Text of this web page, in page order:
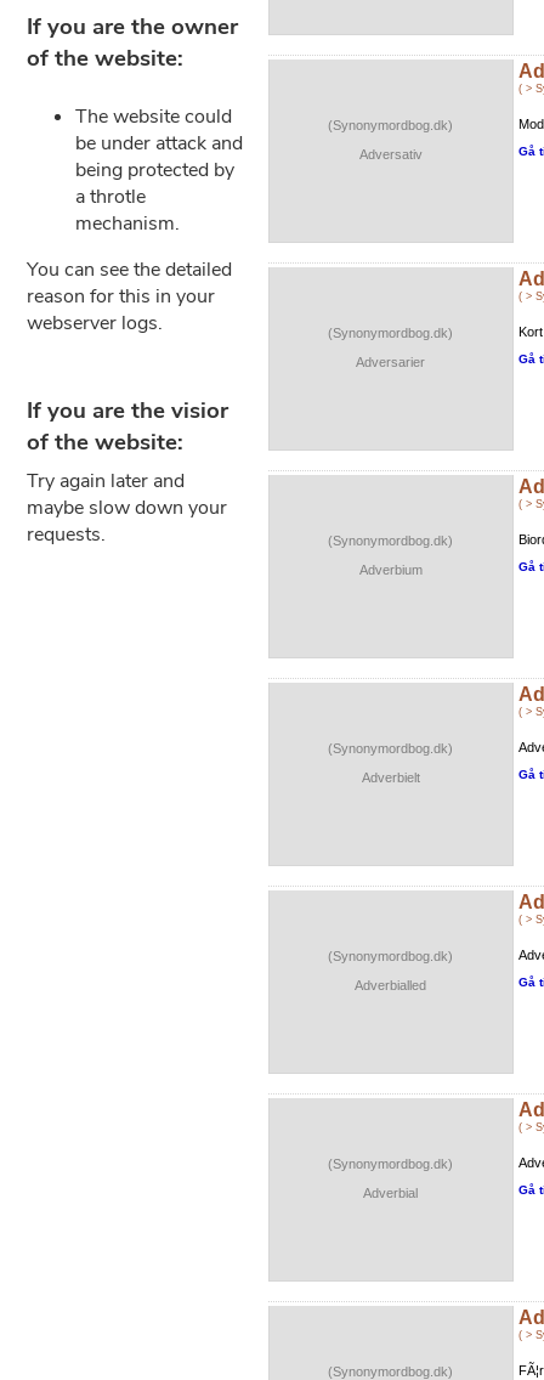
(Synonymordbog.dk)
Adversativ
( >
Gå
(Synonymordbog.dk)
Adversarier
( >
Gå
(Synonymordbog.dk)
Adverbium
( >
Gå
(Synonymordbog.dk)
Adverbielt
( >
Gå
(Synonymordbog.dk)
Adverbialled
( >
Gå
(Synonymordbog.dk)
Adverbial
( >
Gå
(Synonymordbog.dk)
( >